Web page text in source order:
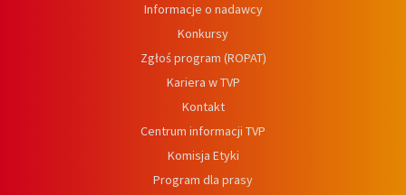
Informacje o nadawcy
Konkursy
Zgłoś program (ROPAT)
Kariera w TVP
Kontakt
Centrum informacji TVP
Komisja Etyki
Program dla prasy